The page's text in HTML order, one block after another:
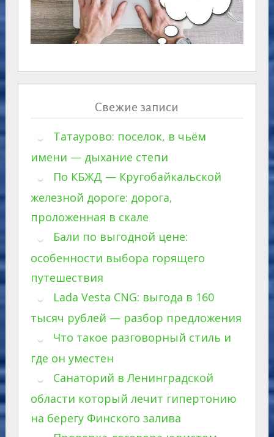
Свежие записи
Татаурово: поселок, в чьём
имени — дыхание степи
По КБЖД — Кругобайкальской
железной дороге: дорога,
проложенная в скале
Бали по выгодной цене:
особенности выбора горящего
путешествия
Lada Vesta CNG: выгода в 160
тысяч рублей — разбор предложения
Что такое разговорный стиль и
где он уместен
Санаторий в Ленинградской
области который лечит гипертонию
на берегу Финского залива